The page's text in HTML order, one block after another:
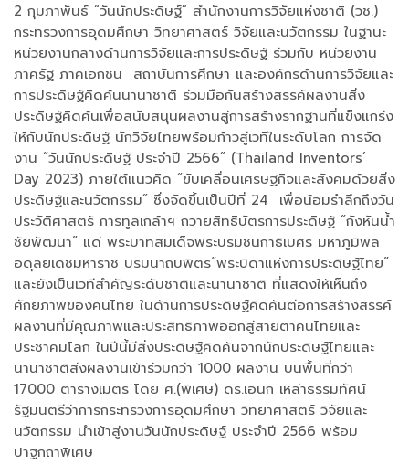
2 กุมภาพันธ์ “วันนักประดิษฐ์” สำนักงานการวิจัยแห่งชาติ (วช.)
กระทรวงการอุดมศึกษา วิทยาศาสตร์ วิจัยและนวัตกรรม ในฐานะ
หน่วยงานกลางด้านการวิจัยและการประดิษฐ์ ร่วมกับ หน่วยงาน
ภาครัฐ ภาคเอกชน สถาบันการศึกษา และองค์กรด้านการวิจัยและ
การประดิษฐ์คิดค้นนานาชาติ ร่วมมือกันสร้างสรรค์ผลงานสิ่ง
ประดิษฐ์คิดค้นเพื่อสนับสนุนผลงานสู่การสร้างรากฐานที่แข็งแกร่ง
ให้กับนักประดิษฐ์ นักวิจัยไทยพร้อมก้าวสู่เวทีในระดับโลก การจัด
งาน “วันนักประดิษฐ์ ประจำปี 2566” (Thailand Inventors’
Day 2023) ภายใต้แนวคิด “ขับเคลื่อนเศรษฐกิจและสังคมด้วยสิ่ง
ประดิษฐ์และนวัตกรรม” ซึ่งจัดขึ้นเป็นปีที่ 24 เพื่อน้อมรำลึกถึงวัน
ประวัติศาสตร์ การทูลเกล้าฯ ถวายสิทธิบัตรการประดิษฐ์ “กังหันน้ำ
ชัยพัฒนา” แด่ พระบาทสมเด็จพระบรมชนกาธิเบศร มหาภูมิพล
อดุลยเดชมหาราช บรมนาถบพิตร“พระบิดาแห่งการประดิษฐ์ไทย”
และยังเป็นเวทีสำคัญระดับชาติและนานาชาติ ที่แสดงให้เห็นถึง
ศักยภาพของคนไทย ในด้านการประดิษฐ์คิดค้นต่อการสร้างสรรค์
ผลงานที่มีคุณภาพและประสิทธิภาพออกสู่สายตาคนไทยและ
ประชาคมโลก ในปีนี้มีสิ่งประดิษฐ์คิดค้นจากนักประดิษฐ์ไทยและ
นานาชาติส่งผลงานเข้าร่วมกว่า 1000 ผลงาน บนพื้นที่กว่า
17000 ตารางเมตร โดย ศ.(พิเศษ) ดร.เอนก เหล่าธรรมทัศน์
รัฐมนตรีว่าการกระทรวงการอุดมศึกษา วิทยาศาสตร์ วิจัยและ
นวัตกรรม นำเข้าสู่งานวันนักประดิษฐ์ ประจำปี 2566 พร้อม
ปาฐกถาพิเศษ